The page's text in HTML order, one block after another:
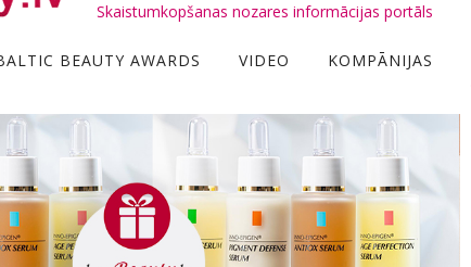
Skaistumkopšanas nozares informācijas portāls
BEAUTY AWARDS VIDEO KOMPĀNIJAS